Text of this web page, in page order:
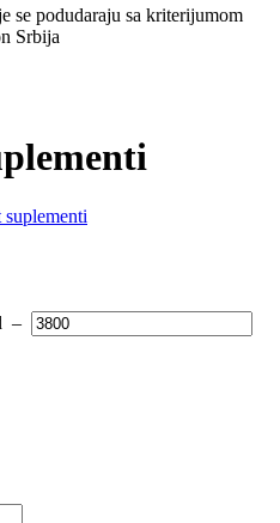
Srbija
se podudaraju sa kriterijumom
–